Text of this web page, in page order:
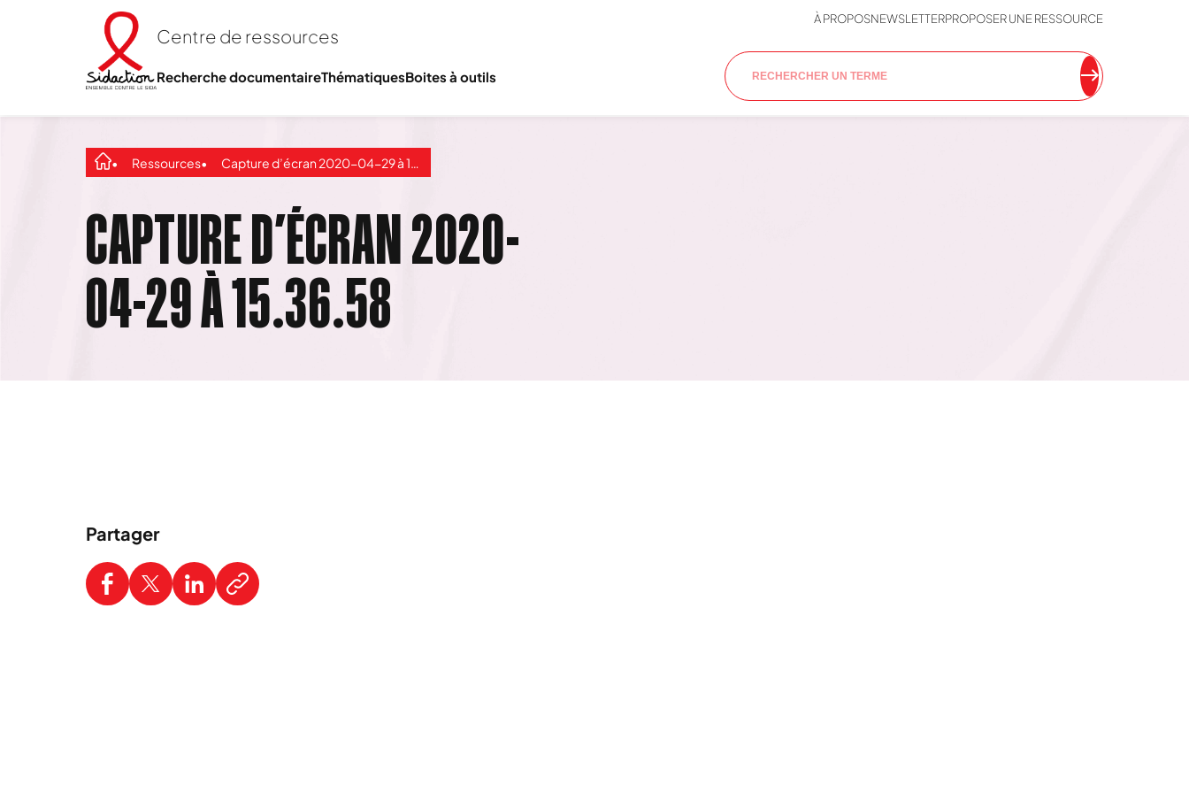
Centre de ressources
À PROPOSNEWSLETTERPROPOSER UNE RESSOURCE
Recherche documentaireThématiquesBoites à outils
Ressources Capture d’écran 2020-04-29 à 15.36.58
CAPTURE D’ÉCRAN 2020-
04-29 À 15.36.58
Partager